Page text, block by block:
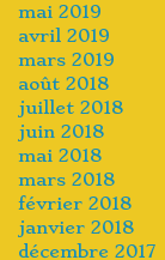
mai 2019
avril 2019
mars 2019
août 2018
juillet 2018
juin 2018
mai 2018
mars 2018
février 2018
janvier 2018
décembre 2017